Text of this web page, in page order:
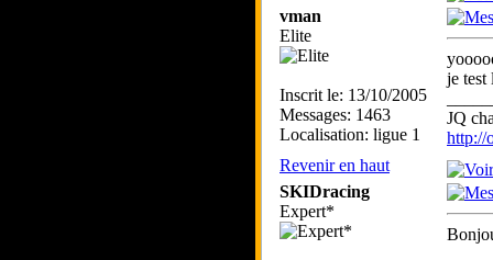
vman
Elite
Inscrit le: 13/10/2005
Messages: 1463
Localisation: ligue 1
je
JQ
http://
Revenir en haut
SKIDracing
Expert*